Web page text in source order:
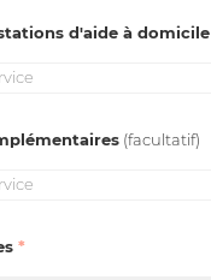
d'aide à domicile